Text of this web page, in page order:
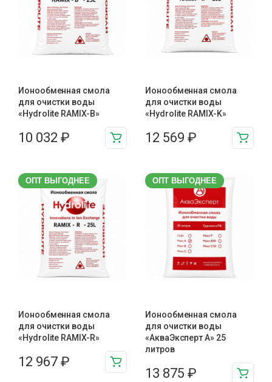
Ионообменная смола
для очистки воды
«Hydrolite RAMIX-B»
10 032 ₽
Ионообменная смола
для очистки воды
«Hydrolite RAMIX-K»
12 569 ₽
ОПТ ВЫГОДНЕЕ
Ионообменная смола
для очистки воды
«Hydrolite RAMIX-R»
12 967 ₽
ОПТ ВЫГОДНЕЕ
Ионообменная смола
для очистки воды
«АкваЭксперт A» 25
литров
13 875 ₽